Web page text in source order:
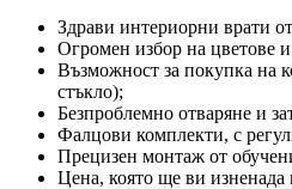
Здрави интериорни врати
Огромен избор на цветове
Възможност за покупка на
стъкло);
Безпроблемно отваряне и
Фалцови комплекти, с
Прецизен монтаж от
Цена, която ще ви изненада